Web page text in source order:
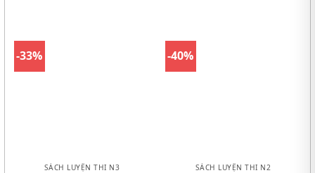
-33%
SÁCH LUYỆN THI N3
-40%
SÁCH LUYỆN THI N2